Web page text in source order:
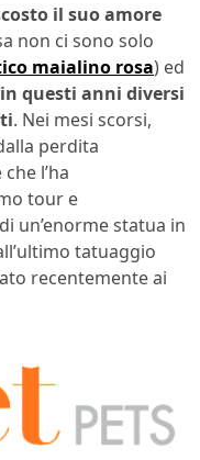
il suo amore
non ci sono solo
maialino rosa) ed
questi anni diversi
. Nei mesi scorsi,
perdita
l’ha
tour e
un’enorme statua in
tatuaggio
recentemente ai